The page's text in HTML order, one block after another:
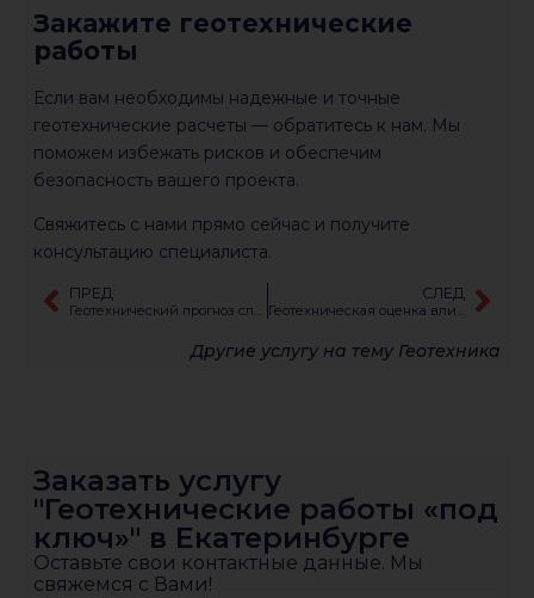
Закажите геотехнические
работы
Если вам необходимы надежные и точные
геотехнические расчеты — обратитесь к нам. Мы
поможем избежать рисков и обеспечим
безопасность вашего проекта.
Свяжитесь с нами прямо сейчас и получите
консультацию специалиста.
ПРЕД
Геотехнический прогноз слабых и водонасыщенных грунтов
СЛЕД
Геотехническая оценка влияния строительства «под ключ»
Другие услугу на тему Геотехника
Заказать услугу
"Геотехнические работы «под
ключ»" в Екатеринбурге
Оставьте свои контактные данные. Мы
свяжемся с Вами!